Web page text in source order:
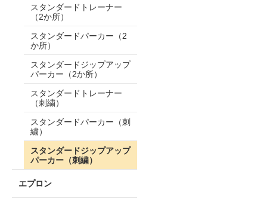
スタンダードトレーナー
（2か所）
スタンダードパーカー（2
か所）
スタンダードジップアップ
パーカー（2か所）
スタンダードトレーナー
（刺繍）
スタンダードパーカー（刺
繍）
スタンダードジップアップ
パーカー（刺繍）
エプロン